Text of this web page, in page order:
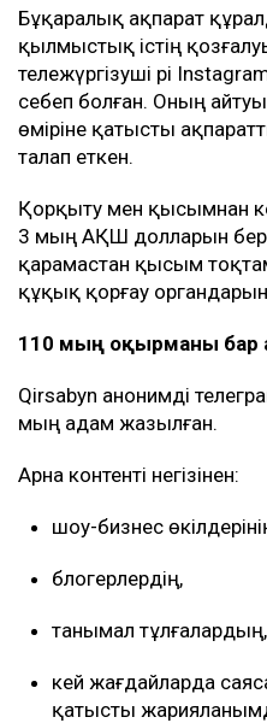
Бұқаралық ақпарат
қылмыстық істің
тележүргізуші әрі
себеп болған. Оның
өміріне қатысты
талап еткен.
Қорқыту мен қысымнан
3 мың АҚШ долларын
қарамастан қысым
құқық қорғау
110 мың оқырманы бар
Qirsabyn анонимді
мың адам жазылған.
Арна контенті негізінен:
шоу-бизнес
блогерлердің,
танымал тұлғалардың,
кей жағдайларда
қатысты